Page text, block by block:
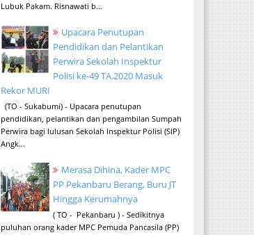
Lubuk Pakam. Risnawati b...
Upacara Penutupan
Pendidikan dan Pelantikan
Perwira Sekolah Inspektur
Polisi ke-49 TA.2020 Masuk
Rekor MURI
(TO - Sukabumi) - Upacara penutupan
pendidikan, pelantikan dan pengambilan Sumpah
Perwira bagi lulusan Sekolah Inspektur Polisi (SIP)
Angk...
Merasa Dihina, Kader MPC
PP Pekanbaru Berang, Buru JT
Hingga Kerumahnya
( TO - Pekanbaru ) - Sedikitnya
puluhan orang kader MPC Pemuda Pancasila (PP)